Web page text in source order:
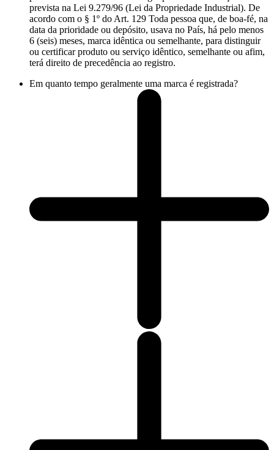
prevista na Lei 9.279/96 (Lei da Propriedade Industrial). De
acordo com o § 1º do Art. 129 Toda pessoa que, de boa-fé, na
data da prioridade ou depósito, usava no País, há pelo menos
6 (seis) meses, marca idêntica ou semelhante, para distinguir
ou certificar produto ou serviço idêntico, semelhante ou afim,
terá direito de precedência ao registro.
Em quanto tempo geralmente uma marca é registrada?